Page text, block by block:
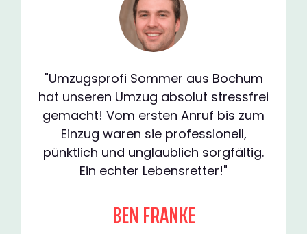
"Umzugsprofi Sommer aus Bochum
hat unseren Umzug absolut stressfrei
gemacht! Vom ersten Anruf bis zum
Einzug waren sie professionell,
pünktlich und unglaublich sorgfältig.
Ein echter Lebensretter!"
BEN FRANKE